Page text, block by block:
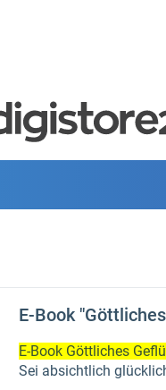
E-Book
E-Book Göttliches
Sei absichtlich